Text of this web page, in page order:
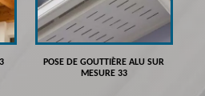
POSE DE GOUTTIÈRE ALU SUR
MESURE 33